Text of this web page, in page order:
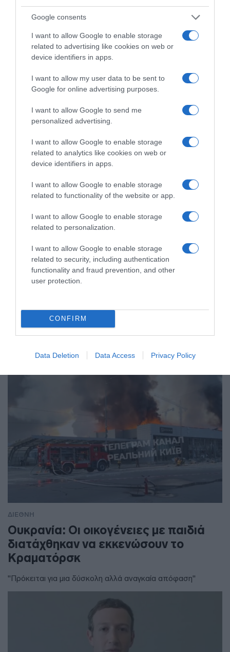
Google consents
I want to allow Google to enable storage
related to advertising like cookies on web or
device identifiers in apps.
I want to allow my user data to be sent to
Google for online advertising purposes.
I want to allow Google to send me
personalized advertising.
I want to allow Google to enable storage
related to analytics like cookies on web or
device identifiers in apps.
I want to allow Google to enable storage
related to functionality of the website or app.
I want to allow Google to enable storage
related to personalization.
I want to allow Google to enable storage
related to security, including authentication
functionality and fraud prevention, and other
user protection.
CONFIRM
Data Deletion Data Access Privacy Policy
ΔΙΕΘΝΗ
ΔΙΕΘΝΗ
θερμοκρασίας, με 41,2 βαθμούς
Κελσίου
ΔΙΕΘΝΗ
Ουκρανία: Οι οικογένειες με παιδιά
διατάχθηκαν να εκκενώσουν το
Κραματόρσκ
"Πρόκειται για μια δύσκολη αλλά αναγκαία απόφαση"